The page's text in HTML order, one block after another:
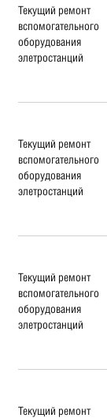
Текущий ремонт
вспомогательного
оборудования
элетростанций
Текущий ремонт
вспомогательного
оборудования
элетростанций
Текущий ремонт
вспомогательного
оборудования
элетростанций
Текущий ремонт